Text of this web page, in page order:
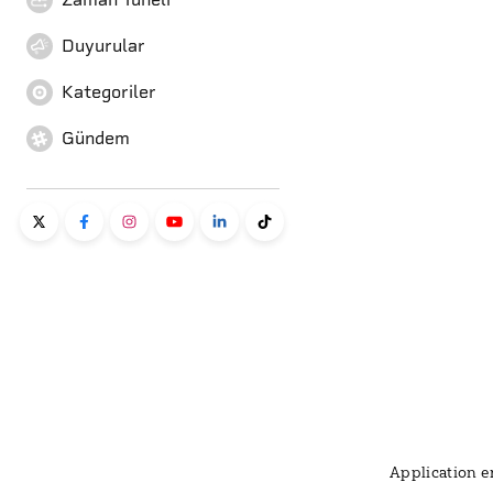
Duyurular
Kategoriler
Gündem
Application